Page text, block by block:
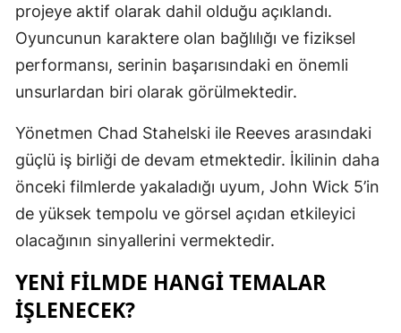
Manisa
Mardin
Muş
projeye aktif olarak dahil olduğu açıklandı.
Oyuncunun karaktere olan bağlılığı ve fiziksel
performansı, serinin başarısındaki en önemli
unsurlardan biri olarak görülmektedir.
Yönetmen Chad Stahelski ile Reeves arasındaki
güçlü iş birliği de devam etmektedir. İkilinin daha
önceki filmlerde yakaladığı uyum, John Wick 5’in
de yüksek tempolu ve görsel açıdan etkileyici
olacağının sinyallerini vermektedir.
YENI FILMDE HANGI TEMALAR
İŞLENECEK?